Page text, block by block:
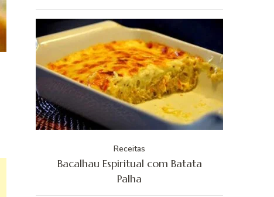
Receitas
Bacalhau Espiritual com Batata
Palha